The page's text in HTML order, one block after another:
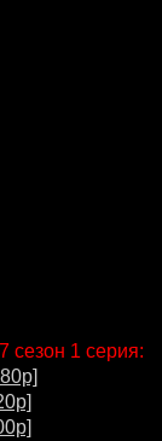
сезон 1 серия: